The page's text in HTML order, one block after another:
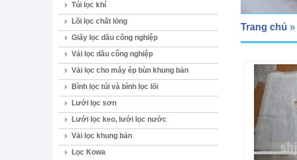
Túi lọc khí
Lõi lọc chất lỏng
Giấy lọc dầu công nghiệp
Vải lọc dầu công nghiệp
Vải lọc cho máy ép bùn khung bản
Bình lọc túi và bình lọc lõi
Lưới lọc sơn
Lưới lọc keo, lưới lọc nước
Vải lọc khung bản
Lọc Kowa
Trang chủ »